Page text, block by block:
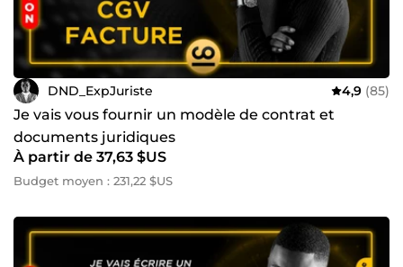
votre activité !
DND_ExpJuriste 4,9 (85)
Je vais vous fournir un modèle de contrat et
documents juridiques
À partir de 37,63 $US
Budget moyen : 231,22 $US